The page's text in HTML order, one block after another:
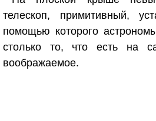
телескоп, примитивный,
помощью которого
столько то, что есть на
воображаемое.